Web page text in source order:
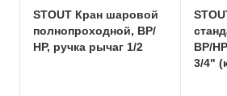
STOUT Кран шаровой
полнопроходной, ВР/
НР, ручка рычаг 1/2
STOUT Кран
ВР/
3/4"